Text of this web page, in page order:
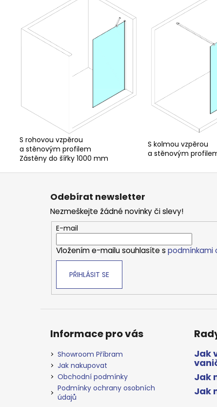
S rohovou vzpěrou
a stěnovým profilem
Zástěny do šířky 1000 mm
S kolmou vzpěrou
a stěnovým
Z
Odebírat newsletter
Nezmeškejte žádné novinky či slevy!
E-mail
Vložením e-mailu souhlasíte s podmínkami
PŘIHLÁSIT SE
Informace pro vás
Showroom Příbram
Jak nakupovat
Obchodní podmínky
Podmínky ochrany osobních
údajů
Jak
Jak
Jak